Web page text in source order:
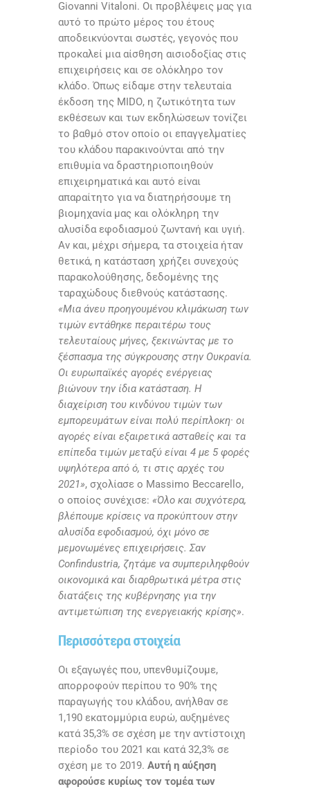
Giovanni Vitaloni. Οι προβλέψεις μας για
αυτό το πρώτο μέρος του έτους
αποδεικνύονται σωστές, γεγονός που
προκαλεί μια αίσθηση αισιοδοξίας στις
επιχειρήσεις και σε ολόκληρο τον
κλάδο. Όπως είδαμε στην τελευταία
έκδοση της MIDO, η ζωτικότητα των
εκθέσεων και των εκδηλώσεων τονίζει
το βαθμό στον οποίο οι επαγγελματίες
του κλάδου παρακινούνται από την
επιθυμία να δραστηριοποιηθούν
επιχειρηματικά και αυτό είναι
απαραίτητο για να διατηρήσουμε τη
βιομηχανία μας και ολόκληρη την
αλυσίδα εφοδιασμού ζωντανή και υγιή.
Αν και, μέχρι σήμερα, τα στοιχεία ήταν
θετικά, η κατάσταση χρήζει συνεχούς
παρακολούθησης, δεδομένης της
ταραχώδους διεθνούς κατάστασης.
«Μια άνευ προηγουμένου κλιμάκωση των
τιμών εντάθηκε περαιτέρω τους
τελευταίους μήνες, ξεκινώντας με το
ξέσπασμα της σύγκρουσης στην Ουκρανία.
Οι ευρωπαϊκές αγορές ενέργειας
βιώνουν την ίδια κατάσταση. Η
διαχείριση του κινδύνου τιμών των
εμπορευμάτων είναι πολύ περίπλοκη· οι
αγορές είναι εξαιρετικά ασταθείς και τα
επίπεδα τιμών μεταξύ είναι 4 με 5 φορές
υψηλότερα από ό, τι στις αρχές του
2021», σχολίασε ο Massimo Beccarello,
ο οποίος συνέχισε: «Όλο και συχνότερα,
βλέπουμε κρίσεις να προκύπτουν στην
αλυσίδα εφοδιασμού, όχι μόνο σε
μεμονωμένες επιχειρήσεις. Σαν
Confindustria, ζητάμε να συμπεριληφθούν
οικονομικά και διαρθρωτικά μέτρα στις
διατάξεις της κυβέρνησης για την
αντιμετώπιση της ενεργειακής κρίσης».
Περισσότερα στοιχεία
Οι εξαγωγές που, υπενθυμίζουμε,
απορροφούν περίπου το 90% της
παραγωγής του κλάδου, ανήλθαν σε
1,190 εκατομμύρια ευρώ, αυξημένες
κατά 35,3% σε σχέση με την αντίστοιχη
περίοδο του 2021 και κατά 32,3% σε
σχέση με το 2019. Αυτή η αύξηση
αφορούσε κυρίως τον τομέα των